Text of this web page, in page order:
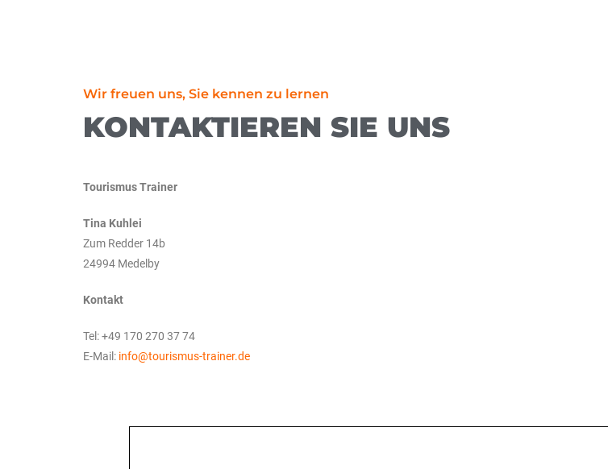
Wir freuen uns, Sie kennen zu lernen
KONTAKTIEREN SIE UNS
Tourismus Trainer
Tina Kuhlei
Zum Redder 14b
24994 Medelby
Kontakt
Tel: +49 170 270 37 74
E-Mail: info@tourismus-trainer.de